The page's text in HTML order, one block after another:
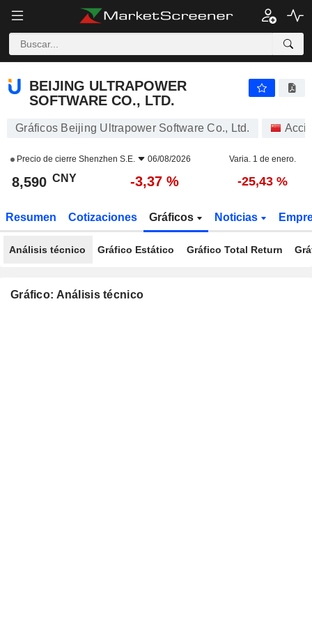
BEIJING ULTRAPOWER
SOFTWARE CO., LTD.
Gráficos Beijing Ultrapower Software Co., Ltd.
Precio de cierre Shenzhen S.E. 06/08/2026 Varia. 1 de enero.
8,590 CNY -3,37 % -25,43 %
Resumen Cotizaciones Gráficos Noticias
Análisis técnico Gráfico Estático Gráfico Total Return
Gráfico: Análisis técnico